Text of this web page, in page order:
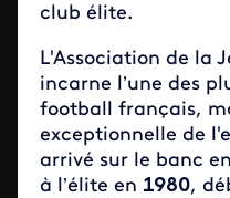
club élite.
L'Association de la
incarne l’une des
football français,
exceptionnelle de
arrivé sur le banc en
à l’élite en 1980,